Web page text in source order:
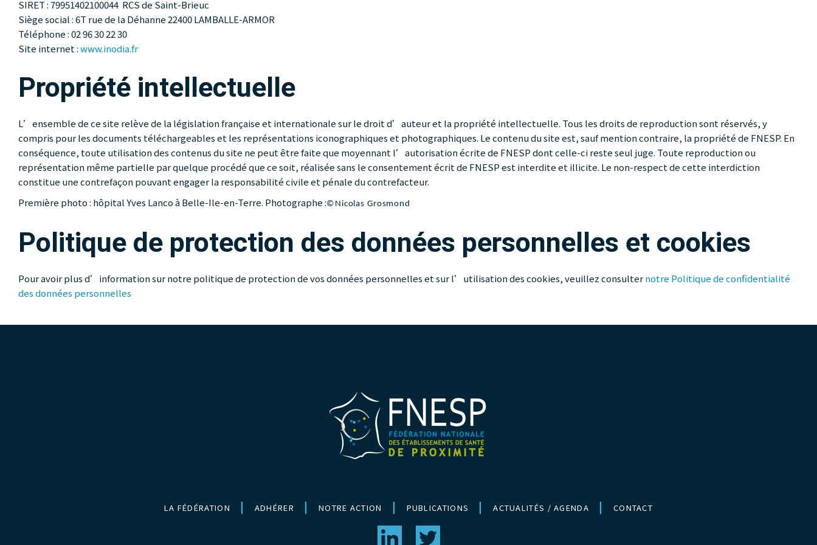
SIRET : 79951402100044 RCS de Saint-Brieuc
Siège social : 6T rue de la Déhanne 22400 LAMBALLE-ARMOR
Téléphone : 02 96 30 22 30
Site internet :www.inodia.fr
Propriété intellectuelle
L’ensemble de ce site relève de la législation française et internationale sur le droit d’auteur et la propriété intellectuelle. Tous les droits de reproduction sont réservés, y
compris pour les documents téléchargeables et les représentations iconographiques et photographiques. Le contenu du site est, sauf mention contraire, la propriété de FNESP. En
conséquence, toute utilisation des contenus du site ne peut être faite que moyennant l’autorisation écrite de FNESP dont celle-ci reste seul juge. Toute reproduction ou
représentation même partielle par quelque procédé que ce soit, réalisée sans le consentement écrit de FNESP est interdite et illicite. Le non-respect de cette interdiction
constitue une contrefaçon pouvant engager la responsabilité civile et pénale du contrefacteur.
Première photo : hôpital Yves Lanco à Belle-Ile-en-Terre. Photographe :©Nicolas Grosmond
Politique de protection des données personnelles et cookies
Pour avoir plus d’information sur notre politique de protection de vos données personnelles et sur l’utilisation des cookies, veuillez consulternotre Politique de confidentialité
des données personnelles
LA FÉDÉRATION ADHÉRER NOTRE ACTION PUBLICATIONS ACTUALITÉS / AGENDA CONTACT
g h